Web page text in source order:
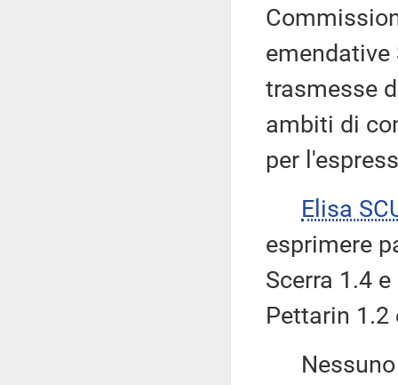
emendative
trasmesse
ambiti di
per
Elisa
esprimere
Scerra 1.4
Pettarin 1.2
Nessuno